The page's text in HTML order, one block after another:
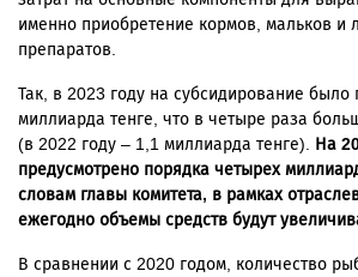
именно приобретение кормов, мальков и
препаратов.
Так, в 2023 году на субсидирование было
миллиарда тенге, что в четыре раза
(в 2022 году – 1,1 миллиарда тенге). На
предусмотрено порядка четырех
словам главы комитета, в рамках
ежегодно объемы средств будут
В сравнении с 2020 годом, количество